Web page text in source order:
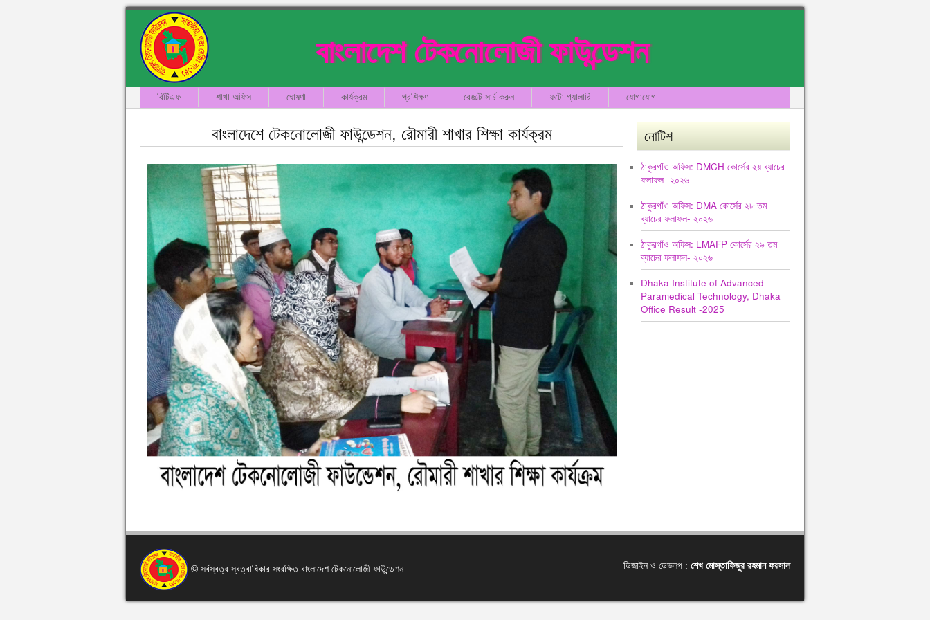
বাংলাদেশ টেকনোলোজী ফাউন্ডেশন
বিটিএফ শাখা অফিস ঘোষণা কার্যক্রম প্রশিক্ষণ রেজাল্ট সার্চ করুন ফটো গ্যালারি যোগাযোগ
বাংলাদেশে টেকনোলোজী ফাউন্ডেশন, রৌমারী শাখার শিক্ষা কার্যক্রম নোটিশ
ঠাকুরগাঁও অফিস: DMCH কোর্সের ২য় ব্যাচের
ফলাফল- ২০২৬
ঠাকুরগাঁও অফিস: DMA কোর্সের ২৮ তম
ব্যাচের ফলাফল- ২০২৬
ঠাকুরগাঁও অফিস: LMAFP কোর্সের ২৯ তম
ব্যাচের ফলাফল- ২০২৬
Dhaka Institute of Advanced
Paramedical Technology, Dhaka
Office Result -2025
© সর্বস্বত্ব স্বত্বাধিকার সংরক্ষিত বাংলাদেশ টেকনোলোজী ফাউন্ডেশন ডিজাইন ও ডেভলপ : শেখ মোস্তাফিজুর রহমান ফয়সাল